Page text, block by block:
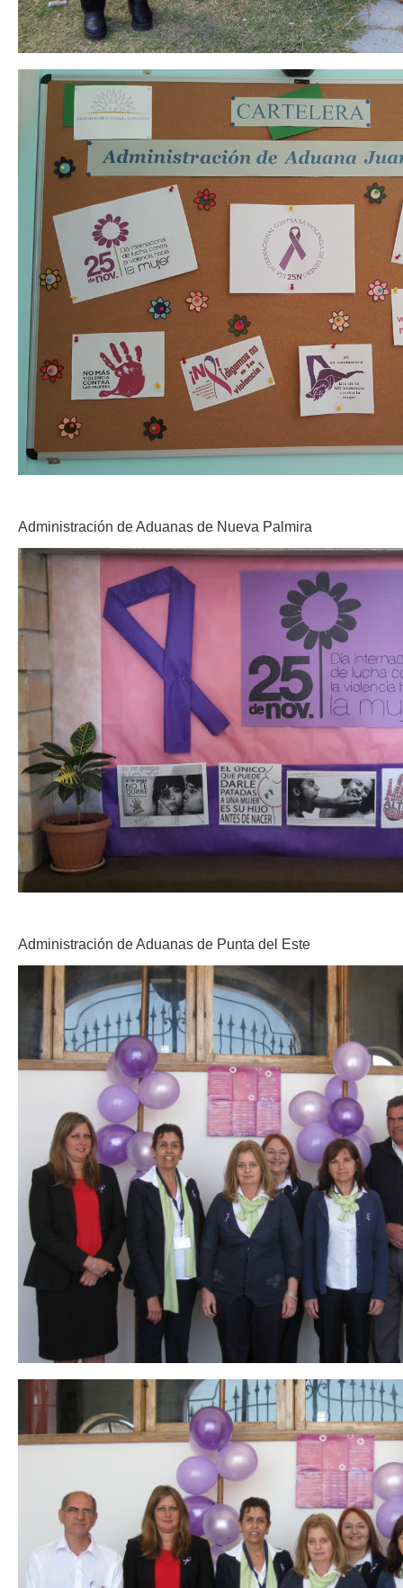
Administración de Aduanas de Nueva Palmira
Administración de Aduanas de Punta del Este